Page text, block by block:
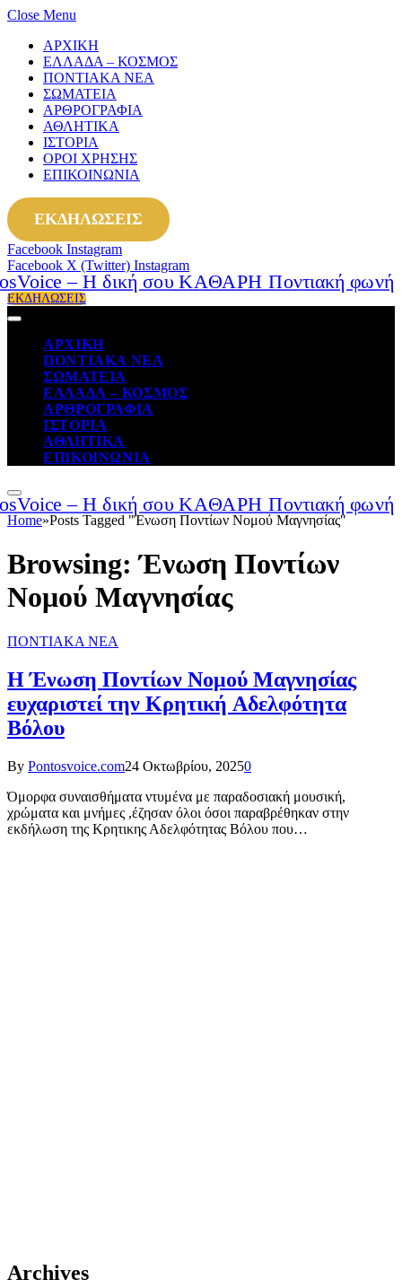
Close Menu
ΑΡΧΙΚΗ
ΕΛΛΑΔΑ – ΚΟΣΜΟΣ
ΠΟΝΤΙΑΚΑ ΝΕΑ
ΣΩΜΑΤΕΙΑ
ΑΡΘΡΟΓΡΑΦΙΑ
ΑΘΛΗΤΙΚΑ
ΙΣΤΟΡΙΑ
ΟΡΟΙ ΧΡΗΣΗΣ
ΕΠΙΚΟΙΝΩΝΙΑ
ΕΚΔΗΛΩΣΕΙΣ
Facebook Instagram
Facebook X (Twitter) Instagram
ΕΚΔΗΛΩΣΕΙΣ
ΑΡΧΙΚΗ
ΠΟΝΤΙΑΚΑ ΝΕΑ
ΣΩΜΑΤΕΙΑ
ΕΛΛΑΔΑ – ΚΟΣΜΟΣ
ΑΡΘΡΟΓΡΑΦΙΑ
ΙΣΤΟΡΙΑ
ΑΘΛΗΤΙΚΑ
ΕΠΙΚΟΙΝΩΝΙΑ
Home»Posts Tagged "Ένωση Ποντίων Νομού Μαγνησίας"
Browsing:Ένωση Ποντίων
Νομού Μαγνησίας
ΠΟΝΤΙΑΚΑ ΝΕΑ
Η Ένωση Ποντίων Νομού Μαγνησίας
ευχαριστεί την Κρητική Αδελφότητα
Βόλου
By Pontosvoice.com24 Οκτωβρίου, 20250
Όμορφα συναισθήματα ντυμένα με παραδοσιακή μουσική,
χρώματα και μνήμες ,έζησαν όλοι όσοι παραβρέθηκαν στην
εκδήλωση της Κρητικης Αδελφότητας Βόλου που…
Archives